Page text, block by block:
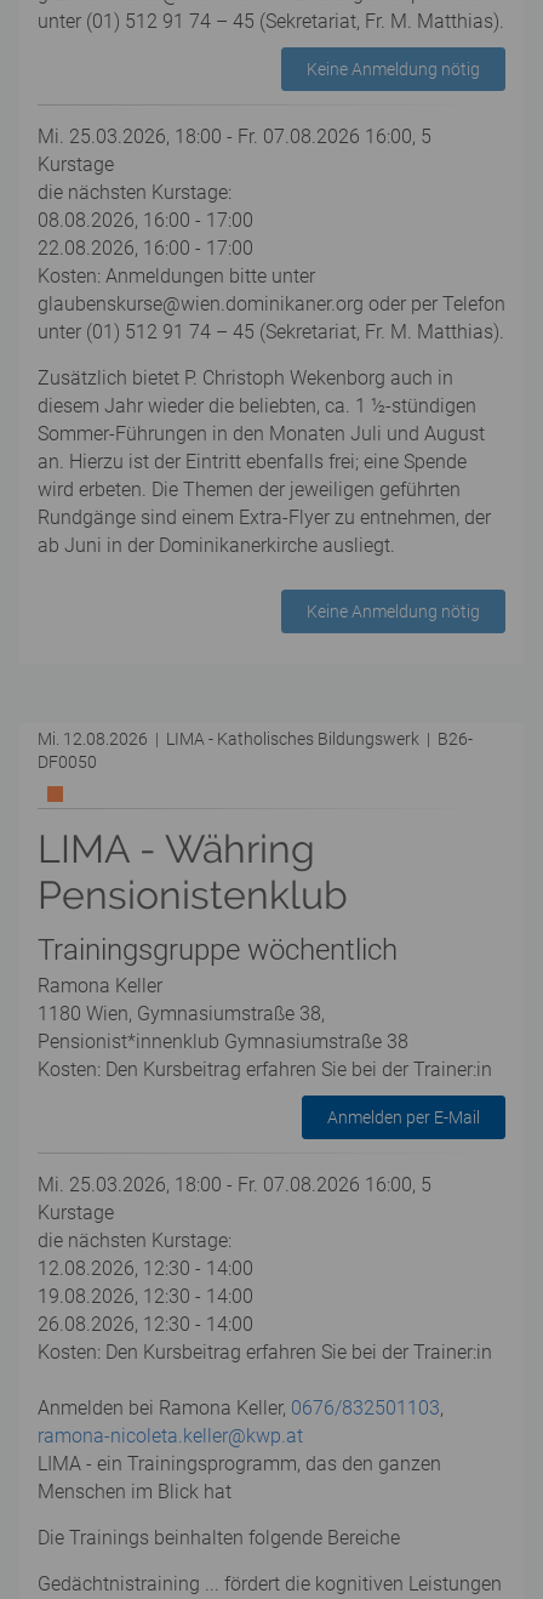
unter (01) 512 91 74 – 45 (Sekretariat, Fr. M. Matthias).
Keine Anmeldung nötig
Mi. 25.03.2026, 18:00 - Fr. 07.08.2026 16:00, 5
Kurstage
die nächsten Kurstage:
08.08.2026, 16:00 - 17:00
22.08.2026, 16:00 - 17:00
Kosten: Anmeldungen bitte unter
glaubenskurse@wien.dominikaner.org oder per Telefon
unter (01) 512 91 74 – 45 (Sekretariat, Fr. M. Matthias).
Zusätzlich bietet P. Christoph Wekenborg auch in
diesem Jahr wieder die beliebten, ca. 1 ½-stündigen
Sommer-Führungen in den Monaten Juli und August
an. Hierzu ist der Eintritt ebenfalls frei; eine Spende
wird erbeten. Die Themen der jeweiligen geführten
Rundgänge sind einem Extra-Flyer zu entnehmen, der
ab Juni in der Dominikanerkirche ausliegt.
Keine Anmeldung nötig
Mi. 12.08.2026 | LIMA - Katholisches Bildungswerk | B26-
DF0050
LIMA - Währing
Pensionistenklub
Trainingsgruppe wöchentlich
Ramona Keller
1180 Wien, Gymnasiumstraße 38,
Pensionist*innenklub Gymnasiumstraße 38
Kosten: Den Kursbeitrag erfahren Sie bei der Trainer:in
Anmelden per E-Mail
Mi. 25.03.2026, 18:00 - Fr. 07.08.2026 16:00, 5
Kurstage
die nächsten Kurstage:
12.08.2026, 12:30 - 14:00
19.08.2026, 12:30 - 14:00
26.08.2026, 12:30 - 14:00
Kosten: Den Kursbeitrag erfahren Sie bei der Trainer:in
Anmelden bei Ramona Keller, 0676/832501103,
ramona-nicoleta.keller@kwp.at
LIMA - ein Trainingsprogramm, das den ganzen
Menschen im Blick hat
Die Trainings beinhalten folgende Bereiche
Gedächtnistraining ... fördert die kognitiven Leistungen